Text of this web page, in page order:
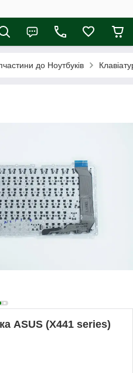
до Ноутбуків
ASUS (X441 series)